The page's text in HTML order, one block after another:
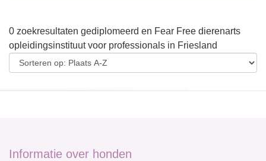
0 zoekresultaten gediplomeerd en Fear Free dierenarts
opleidingsinstituut voor professionals in Friesland
Informatie over honden